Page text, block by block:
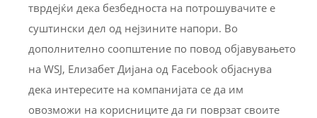
тврдејќи дека безбедноста на потрошувачите е
суштински дел од нејзините напори. Во
дополнително соопштение по повод објавувањето
на WSJ, Елизабет Дијана од Facebook објаснува
дека интересите на компанијата се да им
овозможи на корисниците да ги поврзат своите